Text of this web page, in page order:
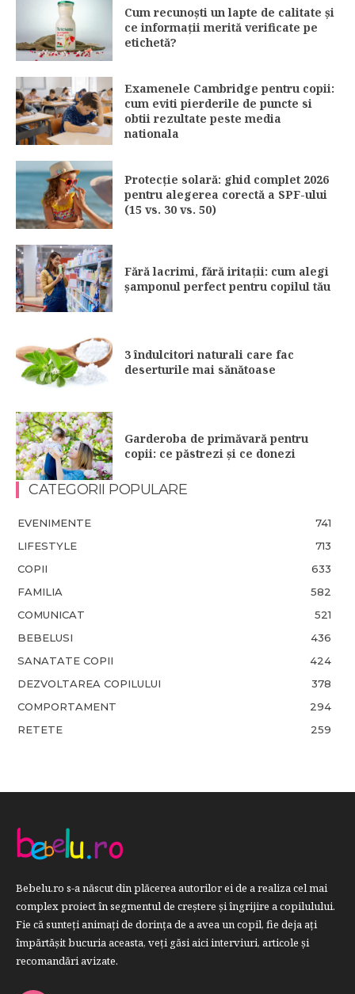
Cum recunoști un lapte de calitate și
ce informații merită verificate pe
etichetă?
Examenele Cambridge pentru copii:
cum eviti pierderile de puncte si
obtii rezultate peste media
nationala
Protecție solară: ghid complet 2026
pentru alegerea corectă a SPF-ului
(15 vs. 30 vs. 50)
Fără lacrimi, fără iritații: cum alegi
șamponul perfect pentru copilul tău
3 îndulcitori naturali care fac
deserturile mai sănătoase
Garderoba de primăvară pentru
copii: ce păstrezi și ce donezi
CATEGORII POPULARE
EVENIMENTE
741
LIFESTYLE
713
COPII
633
FAMILIA
582
COMUNICAT
521
BEBELUSI
436
SANATATE COPII
424
DEZVOLTAREA COPILULUI
378
COMPORTAMENT
294
RETETE
259
Bebelu.ro s-a născut din plăcerea autorilor ei de a realiza cel mai
complex proiect în segmentul de creştere şi îngrijire a copilulului.
Fie că sunteţi animaţi de dorinţa de a avea un copil, fie deja aţi
împărtăşit bucuria aceasta, veți găsi aici interviuri, articole şi
recomandări avizate.